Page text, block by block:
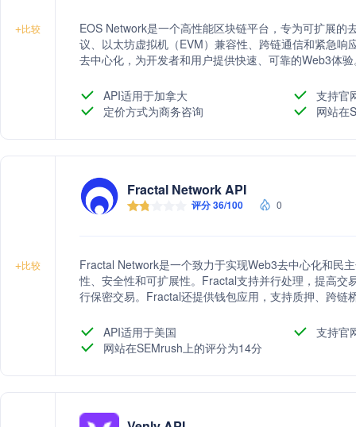
+比较
EOS Network是一个高性能区块链平台，专为可扩展的
议、以太坊虚拟机（EVM）兼容性、跨链通信和紧急
去中心化，为开发者和用户提供快速、可靠的Web3体
API适用于加拿大
支持官
定价方式为商务咨询
网站在
+比较
Fractal Network API
评分 36/100 0
Fractal Network是一个致力于实现Web3去中心化和民
性、安全性和可扩展性。Fractal支持并行处理，提高交
行保密交易。Fractal还提供钱包应用，支持质押、跨链
API适用于美国
支持官
网站在SEMrush上的评分为14分